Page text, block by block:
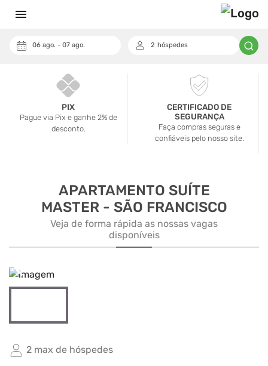
menu
06 ago. - 07 ago. 2 hóspedes
keyboard_arrow_down
PIX
Pague via Pix e ganhe 2% de
desconto.
CERTIFICADO DE
SEGURANÇA
Faça compras seguras e
confiáveis pelo nosso site.
APARTAMENTO SUÍTE
MASTER - SÃO FRANCISCO
Veja de forma rápida as nossas vagas
disponíveis
arrow_back_ios_new
2 max de hóspedes